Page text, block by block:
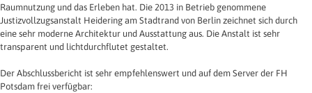
Raumnutzung und das Erleben hat. Die 2013 in Betrieb genommene
Justizvollzugsanstalt Heidering am Stadtrand von Berlin zeichnet sich durch
eine sehr moderne Architektur und Ausstattung aus. Die Anstalt ist sehr
transparent und lichtdurchflutet gestaltet.
Der Abschlussbericht ist sehr empfehlenswert und auf dem Server der FH
Potsdam frei verfügbar: